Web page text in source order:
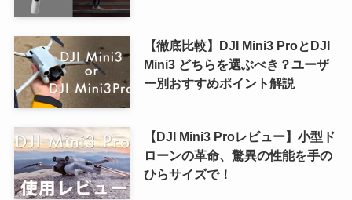
【徹底比較】DJI Mini3 ProとDJI
Mini3 どちらを選ぶべき？ユーザ
ー別おすすめポイント解説
【DJI Mini3 Proレビュー】小型ド
ローンの革命、驚異の性能を手の
ひらサイズで！